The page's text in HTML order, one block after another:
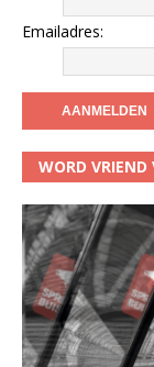
Emailadres:
WORD VRIEND